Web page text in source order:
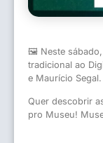
🖼 Neste sábado,
tradicional ao
e Maurício Segal.
Quer descobrir
pro Museu!